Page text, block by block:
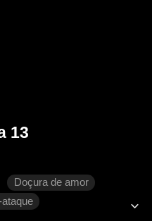
13
Doçura de amor